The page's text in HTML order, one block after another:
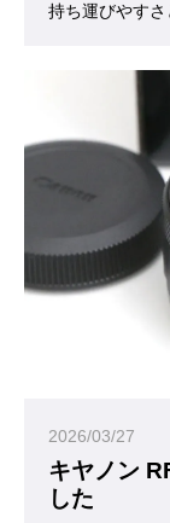
持ち運びやす
2026/03/27
キヤノン
した